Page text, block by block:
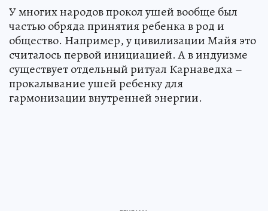
У многих народов прокол ушей вообще был
частью обряда принятия ребенка в род и
общество. Например, у цивилизации Майя это
считалось первой инициацией. А в индуизме
существует отдельный ритуал Карнаведха –
прокалывание ушей ребенку для
гармонизации внутренней энергии.